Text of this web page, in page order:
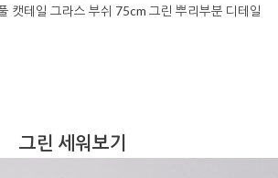
그린 세워보기